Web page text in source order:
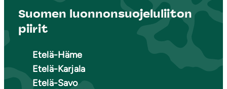
Suomen luonnonsuojeluliiton
piirit
Etelä-Häme
Etelä-Karjala
Etelä-Savo